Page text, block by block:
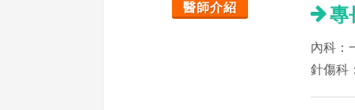
醫師介紹 專
內科：
針傷科